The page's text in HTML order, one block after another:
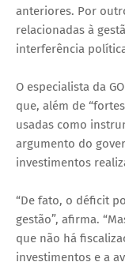
anteriores. Por
relacionadas à
interferência
O especialista da
que, além de
usadas como
argumento do
investimentos
“De fato, o déficit
gestão”, afirma.
que não há
investimentos e a